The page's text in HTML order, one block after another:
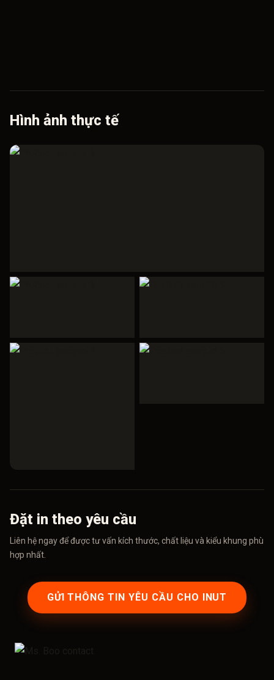
Hình ảnh thực tế
Đặt in theo yêu cầu
Liên hệ ngay để được tư vấn kích thước, chất liệu và kiểu khung phù
hợp nhất.
GỬI THÔNG TIN YÊU CẦU CHO INUT